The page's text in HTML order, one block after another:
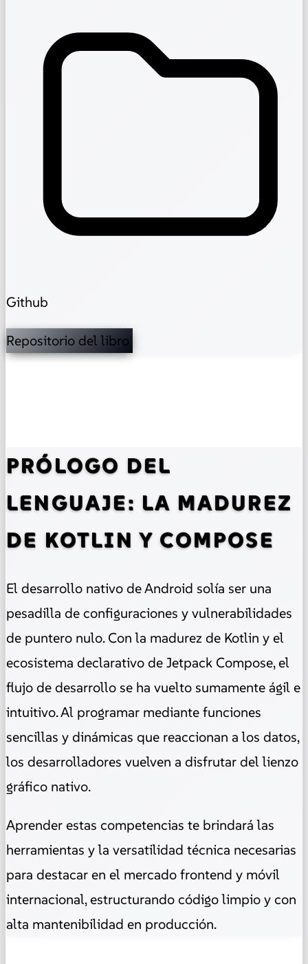
Github
Repositorio del libro
PRÓLOGO DEL
LENGUAJE: LA MADUREZ
DE KOTLIN Y COMPOSE
El desarrollo nativo de Android solía ser una
pesadilla de configuraciones y vulnerabilidades
de puntero nulo. Con la madurez de Kotlin y el
ecosistema declarativo de Jetpack Compose, el
flujo de desarrollo se ha vuelto sumamente ágil e
intuitivo. Al programar mediante funciones
sencillas y dinámicas que reaccionan a los datos,
los desarrolladores vuelven a disfrutar del lienzo
gráfico nativo.
Aprender estas competencias te brindará las
herramientas y la versatilidad técnica necesarias
para destacar en el mercado frontend y móvil
internacional, estructurando código limpio y con
alta mantenibilidad en producción.